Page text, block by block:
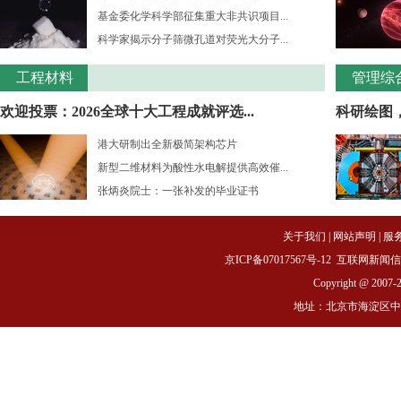
基金委化学科学部征集重大非共识项目...
科学家揭示分子筛微孔道对荧光大分子...
工程材料
欢迎投票：2026全球十大工程成就评选...
港大研制出全新极简架构芯片
新型二维材料为酸性水电解提供高效催...
张炳炎院士：一张补发的毕业证书
管理综
科研绘图
关于我们 网站声明
服
京ICP备07017567号-12 互联网新闻
Copyright @ 2007-
地址：北京市海淀区